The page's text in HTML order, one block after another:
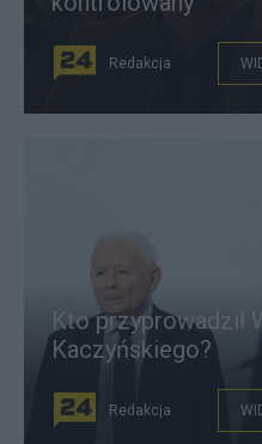
Redakcja
Kto przyprowadził
Kaczyńskiego?
Redakcja